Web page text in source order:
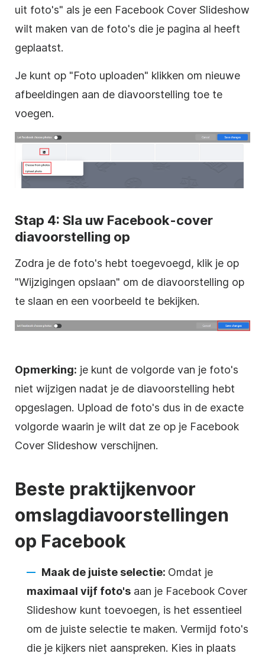
uit foto's" als je een Facebook Cover Slideshow
wilt maken van de foto's die je pagina al heeft
geplaatst.
Je kunt op "Foto uploaden" klikken om nieuwe
afbeeldingen aan de diavoorstelling toe te
voegen.
Stap 4: Sla uw Facebook-cover
diavoorstelling op
Zodra je de foto's hebt toegevoegd, klik je op
"Wijzigingen opslaan" om de diavoorstelling op
te slaan en een voorbeeld te bekijken.
Opmerking: je kunt de volgorde van je foto's
niet wijzigen nadat je de diavoorstelling hebt
opgeslagen. Upload de foto's dus in de exacte
volgorde waarin je wilt dat ze op je Facebook
Cover Slideshow verschijnen.
Beste praktijkenvoor
omslagdiavoorstellingen
op Facebook
Maak de juiste selectie: Omdat je
maximaal vijf foto's aan je Facebook Cover
Slideshow kunt toevoegen, is het essentieel
om de juiste selectie te maken. Vermijd foto's
die je kijkers niet aanspreken. Kies in plaats